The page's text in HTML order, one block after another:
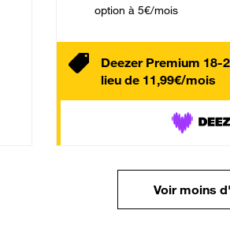
option à 5€/mois
Deezer Premium 18-
lieu de 11,99€/mois
Voir moins